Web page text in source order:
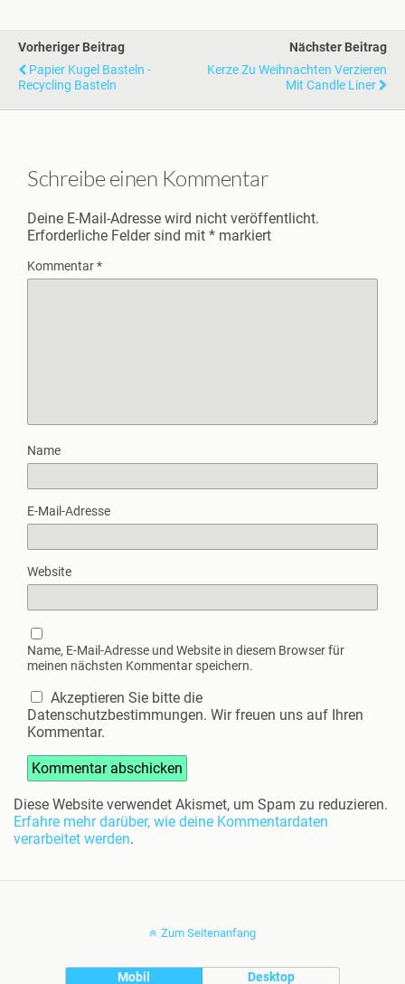
Vorheriger Beitrag
Papier Kugel Basteln -
Recycling Basteln
Nächster Beitrag
Kerze Zu Weihnachten Verzieren
Mit Candle Liner
Schreibe einen Kommentar
Deine E-Mail-Adresse wird nicht veröffentlicht.
Erforderliche Felder sind mit * markiert
Kommentar*
Name
E-Mail-Adresse
Website
Name, E-Mail-Adresse und Website in diesem Browser für
meinen nächsten Kommentar speichern.
Akzeptieren Sie bitte die
Datenschutzbestimmungen. Wir freuen uns auf Ihren
Kommentar.
Diese Website verwendet Akismet, um Spam zu reduzieren.
Erfahre mehr darüber, wie deine Kommentardaten
verarbeitet werden.
Zum Seitenanfang
Mobil Desktop